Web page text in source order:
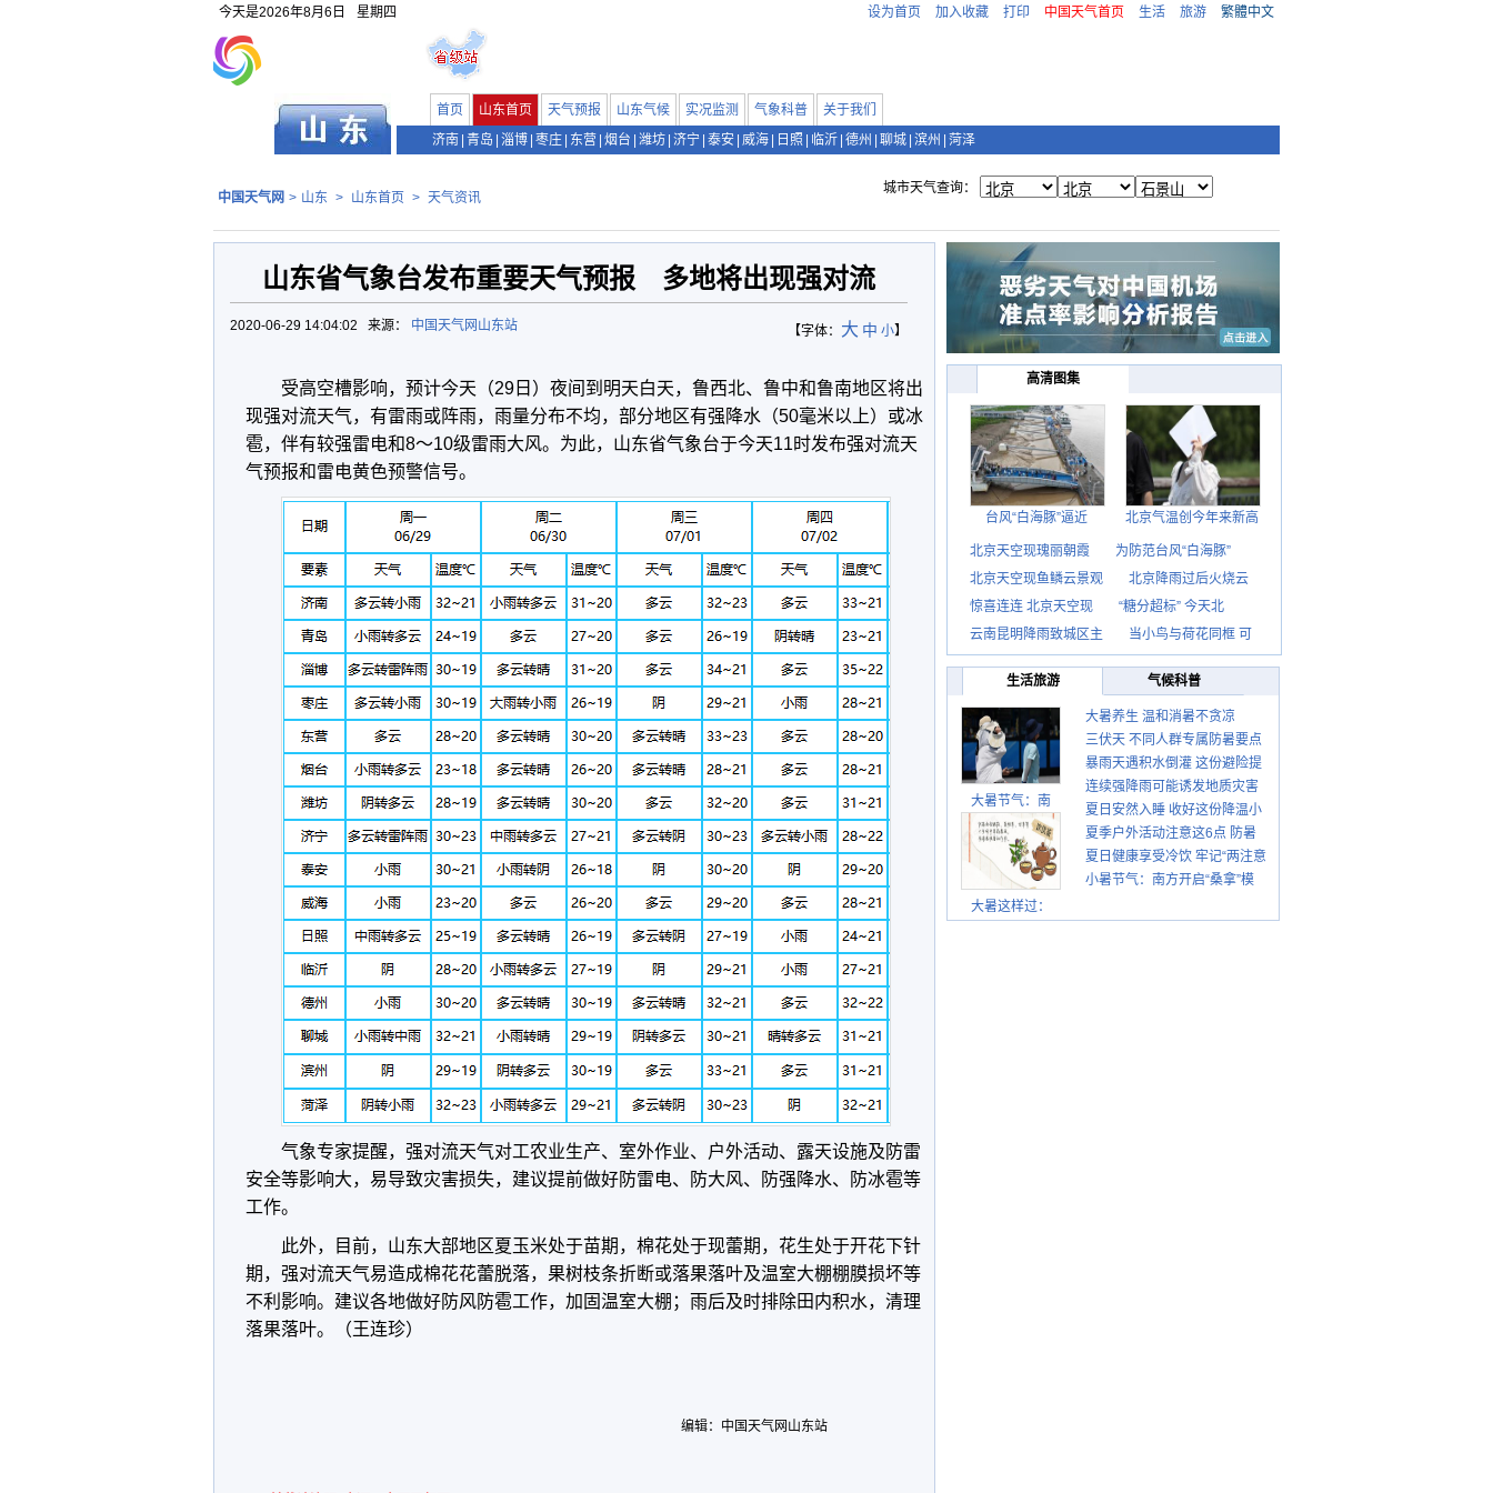
今天是2026年8月6日 星期四 设为首页 加入收藏 打印 中国天气首页 生活 旅游 繁體中文
首页 山东首页 天气预报 山东气候 实况监测 气象科普
关于我们
济南 青岛 淄博 枣庄 东营 烟台 潍坊 济宁 泰安 威海 日照 临沂 德州 聊城 滨州 菏泽
中国天气网 > 山东 > 山东首页 > 天气资讯
城市天气查询：
山东省气象台发布重要天气预报 多地将出现强对流
【字体： 大 中 小】
2020-06-29 14:04:02 来源： 中国天气网山东站
受高空槽影响，预计今天（29日）夜间到明天白天，鲁西北、鲁中和鲁南地区将出
现强对流天气，有雷雨或阵雨，雨量分布不均，部分地区有强降水（50毫米以上）或冰
雹，伴有较强雷电和8～10级雷雨大风。为此，山东省气象台于今天11时发布强对流天
气预报和雷电黄色预警信号。
气象专家提醒，强对流天气对工农业生产、室外作业、户外活动、露天设施及防雷
安全等影响大，易导致灾害损失，建议提前做好防雷电、防大风、防强降水、防冰雹等
工作。
此外，
目前，山东大部地区夏玉米处于苗期，棉花处于现蕾期，花生处于开花下针
期，强对流天气易造成棉花花蕾脱落，果树枝条折断或落果落叶及温室大棚棚膜损坏等
不利影响。建议各地做好防风防雹工作，加固温室大棚；雨后及时排除田内积水，清理
落果落叶。（王连珍）
编辑：中国天气网山东站
高清图集
台风“白海豚”逼近 北京气温创今年来新高
北京天空现瑰丽朝霞
为防范台风“白海豚”
北京天空现鱼鳞云景观
北京降雨过后火烧云
惊
惊喜连连 北京天空现
“糖分超标” 今天北
云南昆明降雨致城区主
当小鸟与荷花同框 可
生活旅游 气候科普
大暑节气：南
大暑这样过：
大暑养生 温和消暑不贪凉
三伏天 不同人群专属防暑要点
请收好
暴雨天遇积水倒灌 这份避险提
示请收好
连续强降雨可能诱发地质灾害
这些前兆要知道
夏日安然入睡 收好这份降温小
贴士
夏季户外活动注意这6点 防暑
健身两不误
夏日健康享受冷饮 牢记“两注意
一控制”
小暑节气：南方开启“桑拿”模